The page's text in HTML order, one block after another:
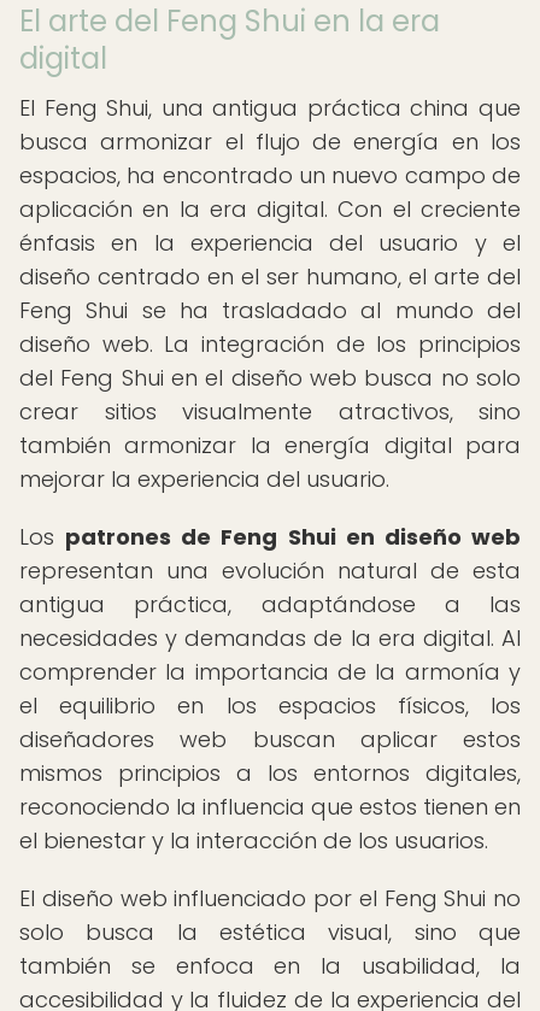
El arte del Feng Shui en la era
digital
El Feng Shui, una antigua práctica china que
busca armonizar el flujo de energía en los
espacios, ha encontrado un nuevo campo de
aplicación en la era digital. Con el creciente
énfasis en la experiencia del usuario y el
diseño centrado en el ser humano, el arte del
Feng Shui se ha trasladado al mundo del
diseño web. La integración de los principios
del Feng Shui en el diseño web busca no solo
crear sitios visualmente atractivos, sino
también armonizar la energía digital para
mejorar la experiencia del usuario.
Los patrones de Feng Shui en diseño web
representan una evolución natural de esta
antigua práctica, adaptándose a las
necesidades y demandas de la era digital. Al
comprender la importancia de la armonía y
el equilibrio en los espacios físicos, los
diseñadores web buscan aplicar estos
mismos principios a los entornos digitales,
reconociendo la influencia que estos tienen en
el bienestar y la interacción de los usuarios.
El diseño web influenciado por el Feng Shui no
solo busca la estética visual, sino que
también se enfoca en la usabilidad, la
accesibilidad y la fluidez de la experiencia del